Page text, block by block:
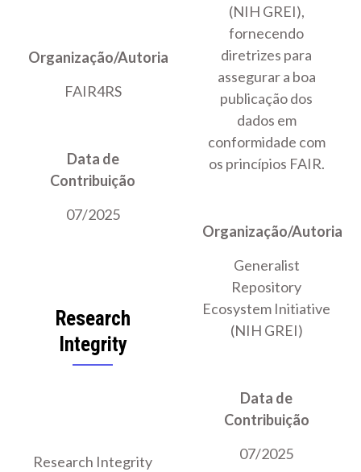
Organização/Autoria
FAIR4RS
Data de
Contribuição
07/2025
(NIH GREI),
fornecendo
diretrizes para
assegurar a boa
publicação dos
dados em
conformidade com
os princípios FAIR.
Organização/Autoria
Generalist
Repository
Ecosystem Initiative
(NIH GREI)
Data de
Contribuição
07/2025
Research
Integrity
Research Integrity